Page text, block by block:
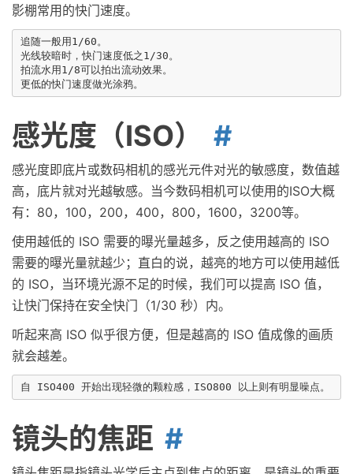
影棚常用的快门速度。
追随一般用1/60。
光线较暗时，快门速度低之1/30。
拍流水用1/8可以拍出流动效果。
感光度（ISO）
感光度即底片或数码相机的感光元件对光的敏感度，数值越
高，底片就对光越敏感。当今数码相机可以使用的ISO大概
有：80，100，200，400，800，1600，3200等。
使用越低的 ISO 需要的曝光量越多，反之使用越高的 ISO
需要的曝光量就越少；直白的说，越亮的地方可以使用越低
的 ISO，当环境光源不足的时候，我们可以提高 ISO 值，
让快门保持在安全快门（1/30 秒）内。
听起来高 ISO 似乎很方便，但是越高的 ISO 值成像的画质
就会越差。
镜头的焦距